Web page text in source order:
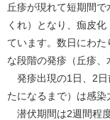
丘疹が現れて短期間
くれ）となり、痂皮
ています。数日にわ
な段階の発疹（丘疹、
発疹出現の1日、2日
たになるまで）は感染
潜伏期間は2週間程